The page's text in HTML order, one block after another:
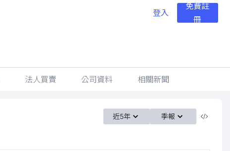
登入
免費註
冊
法人買賣 公司資料 相關新聞
近5年 季報